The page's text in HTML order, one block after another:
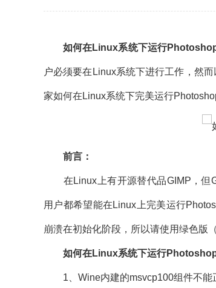
如何在Linux系统下运行
户必须要在Linux系统下进行工作，然
家如何在Linux系统下完美运行
前言：
在Linux上有开源替代品GIMP，但
用户都希望能在Linux上完美运行
崩溃在初始化阶段，所以请使用绿色版
如何在Linux系统下运行
1、Wine内建的msvcp100组件不能